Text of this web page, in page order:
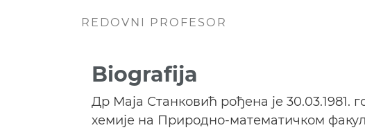
REDOVNI PROFESOR
Biografija
Др Маја Станковић рођена је 30.03.1981.
хемије на Природно-математичком